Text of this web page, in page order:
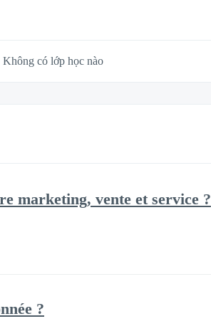
Không có lớp học nào
marketing, vente et service ?
?